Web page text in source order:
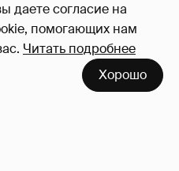
даете согласие на
помогающих нам
Читать подробнее
Хорошо